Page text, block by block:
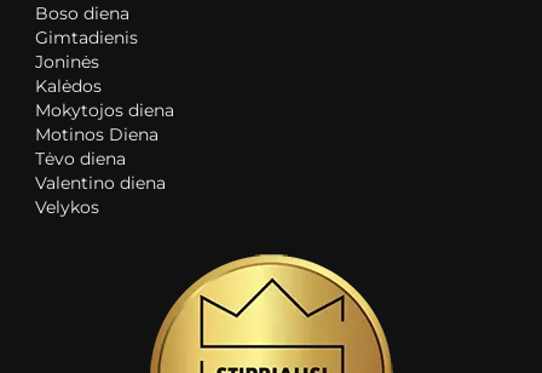
Boso diena
Gimtadienis
Joninės
Kalėdos
Mokytojos diena
Motinos Diena
Tėvo diena
Valentino diena
Velykos